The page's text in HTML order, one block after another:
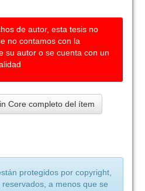
de autor, esta tesis no
no contamos con la
su autor o se cuenta con un
Core completo del ítem
protegidos por copyright,
a menos que se